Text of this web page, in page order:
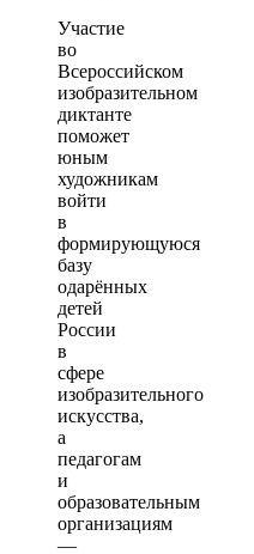
Участие
во
Всероссийском
изобразительном
диктанте
поможет
юным
художникам
войти
в
формирующуюся
базу
одарённых
детей
России
в
сфере
изобразительного
искусства,
а
педагогам
и
образовательным
организациям
—